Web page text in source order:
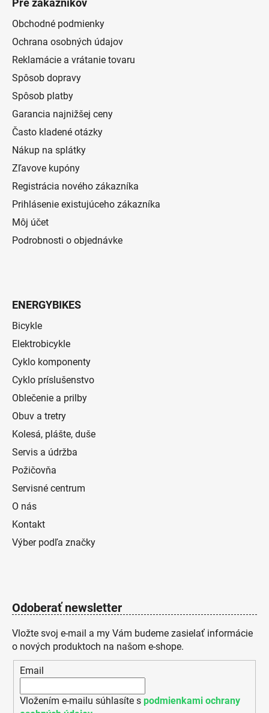
Pre zákazníkov
Obchodné podmienky
Ochrana osobných údajov
Reklamácie a vrátanie tovaru
Spôsob dopravy
Spôsob platby
Garancia najnižšej ceny
Často kladené otázky
Nákup na splátky
Zľavove kupóny
Registrácia nového zákazníka
Prihlásenie existujúceho zákazníka
Môj účet
Podrobnosti o objednávke
ENERGYBIKES
Bicykle
Elektrobicykle
Cyklo komponenty
Cyklo príslušenstvo
Oblečenie a prilby
Obuv a tretry
Kolesá, plášte, duše
Servis a údržba
Požičovňa
Servisné centrum
O nás
Kontakt
Výber podľa značky
Odoberať newsletter
Vložte svoj e-mail a my Vám budeme zasielať informácie
o nových produktoch na našom e-shope.
Email
Vložením e-mailu súhlasíte s podmienkami ochrany